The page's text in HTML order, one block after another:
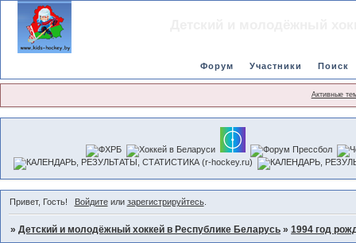
Форум Участники Поиск
Активные
Привет, Гость! Войдитеили зарегистрируйтесь.
»Детский и молодёжный хоккей в Республике Беларусь »1994 год